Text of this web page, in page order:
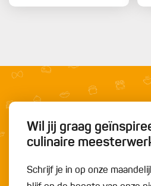
Wil jij graag
culinaire
Schrijf je in op onze